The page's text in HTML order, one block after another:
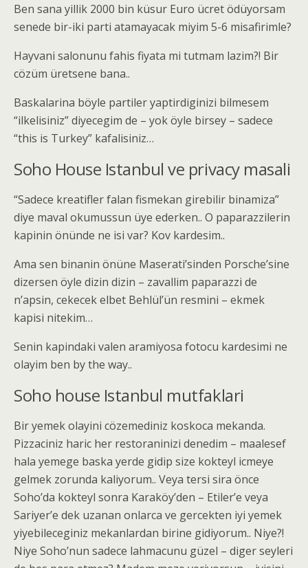
Ben sana yillik 2000 bin küsur Euro ücret ödüyorsam
senede bir-iki parti atamayacak miyim 5-6 misafirimle?
Hayvani salonunu fahis fiyata mi tutmam lazim?! Bir
cözüm üretsene bana..
Baskalarina böyle partiler yaptirdiginizi bilmesem
“ilkelisiniz” diyecegim de – yok öyle birsey – sadece
“this is Turkey” kafalisiniz…
Soho House Istanbul ve privacy masali
“Sadece kreatifler falan fismekan girebilir binamiza”
diye maval okumussun üye ederken.. O paparazzilerin
kapinin önünde ne isi var? Kov kardesim..
Ama sen binanin önüne Maserati’sinden Porsche’sine
dizersen öyle dizin dizin – zavallim paparazzi de
n’apsin, cekecek elbet Behlül’ün resmini – ekmek
kapisi nitekim…
Senin kapindaki valen aramiyosa fotocu kardesimi ne
olayim ben by the way..
Soho house Istanbul mutfaklari
Bir yemek olayini cözemediniz koskoca mekanda.
Pizzaciniz haric her restoraninizi denedim – maalesef
hala yemege baska yerde gidip size kokteyl icmeye
gelmek zorunda kaliyorum.. Veya tersi sira önce
Soho’da kokteyl sonra Karaköy’den – Etiler’e veya
Sariyer’e dek uzanan onlarca ve gercekten iyi yemek
yiyebileceginiz mekanlardan birine gidiyorum.. Niye?!
Niye Soho’nun sadece lahmacunu güzel – diger seyleri